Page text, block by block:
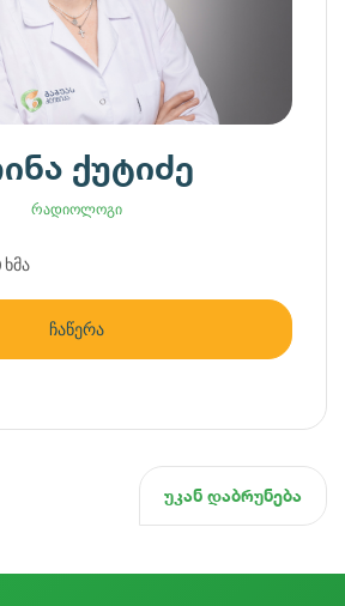
ქუტიძე
რადიოლოგი
ხმა
ჩაწერა
უკან დაბრუნება